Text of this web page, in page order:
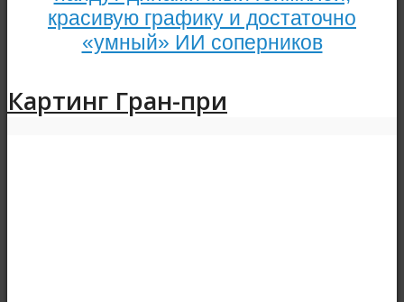
красивую графику и достаточно
«умный» ИИ соперников
Картинг Гран-при